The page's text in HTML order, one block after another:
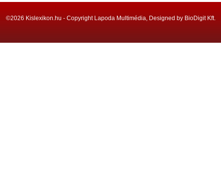
©2026 Kislexikon.hu - Copyright Lapoda Multimédia, Designed by BioDigit Kft.